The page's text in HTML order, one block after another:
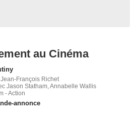
au Cinéma
François Richet
Jason Statham, Annabelle Wallis
- Action
annonce